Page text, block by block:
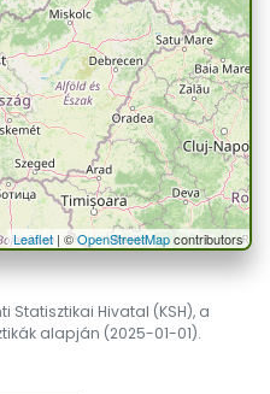
Leaflet| ©OpenStreetMapcontributors
Hivatal (KSH), a
alapján (2025-01-01).